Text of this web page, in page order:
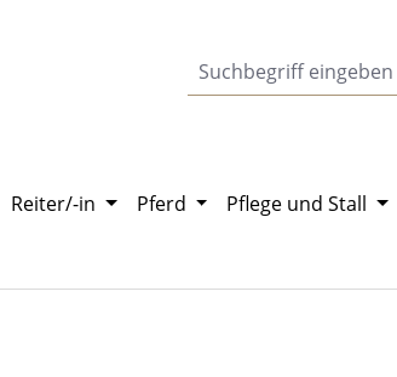
Reiter/-in Pferd Pflege und Stall